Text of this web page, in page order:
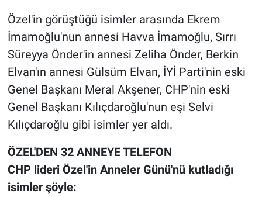
Özel'in görüştüğü isimler arasında Ekrem
İmamoğlu'nun annesi Havva İmamoğlu, Sırrı
Süreyya Önder'in annesi Zeliha Önder, Berkin
Elvan'ın annesi Gülsüm Elvan, İYİ Parti'nin eski
Genel Başkanı Meral Akşener, CHP'nin eski
Genel Başkanı Kılıçdaroğlu'nun eşi Selvi
Kılıçdaroğlu gibi isimler yer aldı.
ÖZEL'DEN 32 ANNEYE TELEFON
CHP lideri Özel'in Anneler Günü'nü kutladığı
isimler şöyle:
Haber
İlan
Kimdir
Koronavirüs
Kültür Sanat
Ne demişti